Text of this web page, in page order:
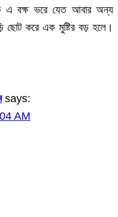
এ বক্ষ ভরে যেত আবার অন্য
ছোট করে এক মুষ্টির বড় হলে।
says:
AM